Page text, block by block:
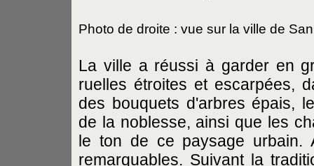
Photo de droite : vue sur la ville de
La ville a réussi à garder en
ruelles étroites et escarpées,
des bouquets d'arbres épais,
de la noblesse, ainsi que les
le ton de ce paysage urbain.
remarquables. Suivant la